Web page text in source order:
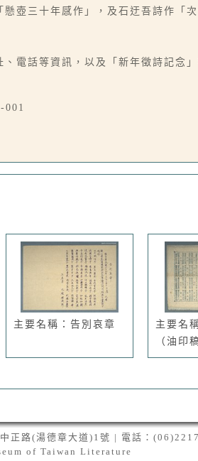
壺三十年感作」，及石迂吾詩作「
電話等資訊，以及「新年徵詩記念」
001
主要名稱：告別哀章
主要名
（油印
正路(湯德章大道)1號 | 電話：
of Taiwan Literature